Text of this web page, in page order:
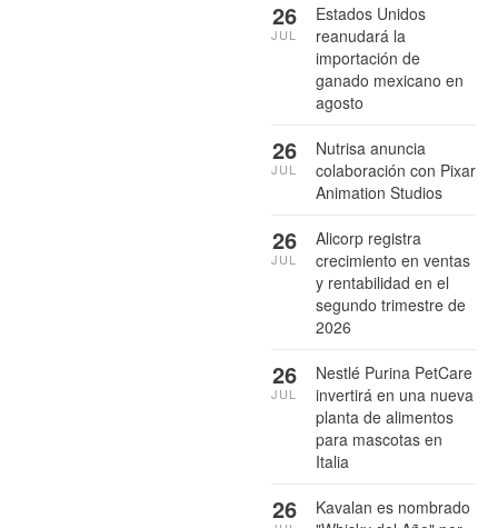
Estados Unidos
reanudará la
importación de
ganado mexicano en
agosto
26
JUL
Nutrisa anuncia
colaboración con Pixar
Animation Studios
26
JUL
Alicorp registra
crecimiento en ventas
y rentabilidad en el
segundo trimestre de
2026
26
JUL
Nestlé Purina PetCare
invertirá en una nueva
planta de alimentos
para mascotas en
Italia
26
JUL
Kavalan es nombrado
26